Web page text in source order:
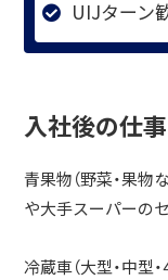
UIJターン
入社後の仕
青果物（野菜・果物
や大手スーパーの
冷蔵車（大型・中型